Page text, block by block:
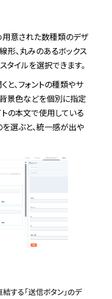
用意された数種類のデザ
形、丸みのあるボックス
タイルを選択できます。
くと、フォントの種類やサ
背景色などを個別に指定
の本文で使用している
を選ぶと、統一感が出や
する「送信ボタン」のデ